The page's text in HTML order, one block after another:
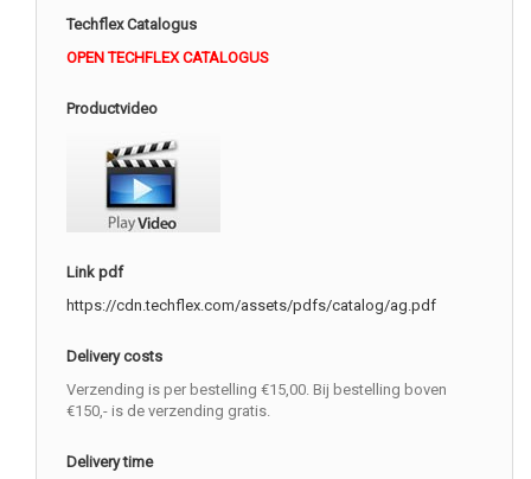
Techflex Catalogus
OPEN TECHFLEX CATALOGUS
Productvideo
Link pdf
https://cdn.techflex.com/assets/pdfs/catalog/ag.pdf
Delivery costs
Verzending is per bestelling €15,00. Bij bestelling boven
€150,- is de verzending gratis.
Delivery time